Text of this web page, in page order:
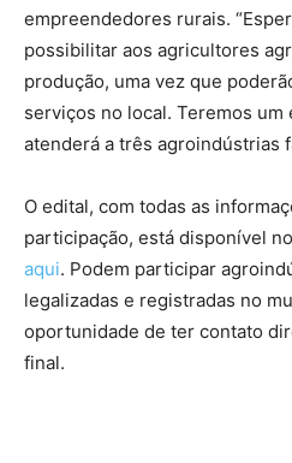
empreendedores rurais.
possibilitar aos agricultores
produção, uma vez que
serviços no local. Teremos um
atenderá a três agroindústrias
O edital, com todas as
participação, está disponível
aqui. Podem participar
legalizadas e registradas no
oportunidade de ter contato
final.